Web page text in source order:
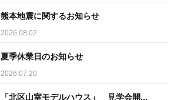
熊本地震に関するお知らせ
2026.08.02
夏季休業日のお知らせ
2026.07.20
「北区山室モデルハウス」 見学会開...